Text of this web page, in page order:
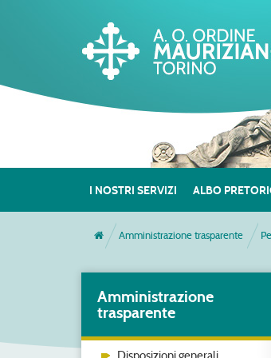
I NOSTRI SERVIZI ALBO
Amministrazione trasparente
Amministrazione
trasparente